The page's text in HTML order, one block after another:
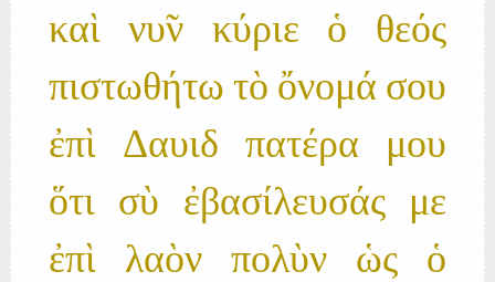
καὶ νυ̃ν κύριε ὁ θεός
πιστωθήτω τὸ ὄνομά σου
ἐπὶ Δαυιδ πατέρα μου
ὅτι σὺ ἐβασίλευσάς με
ἐπὶ λαὸν πολὺν ὡς ὁ